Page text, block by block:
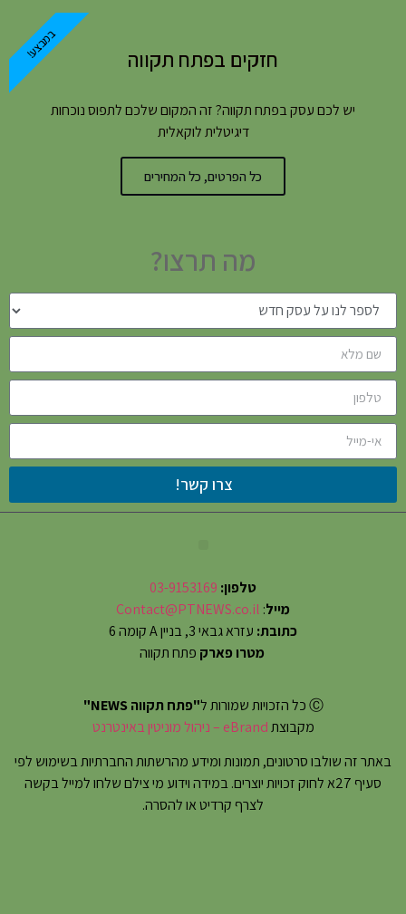
חזקים בפתח תקווה
יש לכם עסק בפתח תקווה? זה המקום שלכם לתפוס נוכחות
דיגיטלית לוקאלית
כל הפרטים, כל המחירים
במבצע!
מה תרצו?
צרו קשר!
טלפון: 03-9153169
מייל:
Contact@PTNEWS.co.il
כתובת: עזרא גבאי 3, בניין A קומה 6
מטרו פארק פתח תקווה
Ⓒ כל הזכויות שמורות ל
"פתח תקווה NEWS"
מקבוצתeBrand – ניהול מוניטין באינטרנט
באתר זה שולבו סרטונים, תמונות ומידע מהרשתות החברתיות בשימוש לפי
סעיף 27א לחוק זכויות יוצרים. במידה וידוע מי צילם שלחו למייל בקשה
לצרף קרדיט או להסרה.